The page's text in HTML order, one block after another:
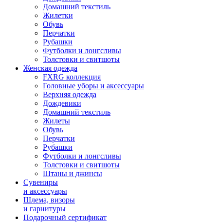
Домашний текстиль
Жилетки
Обувь
Перчатки
Рубашки
Футболки и лонгсливы
Толстовки и свитшоты
Женская одежда
FXRG коллекция
Головные уборы и аксессуары
Верхняя одежда
Дождевики
Домашний текстиль
Жилеты
Обувь
Перчатки
Рубашки
Футболки и лонгсливы
Толстовки и свитшоты
Штаны и джинсы
Сувениры
и аксессуары
Шлема, визоры
и гарнитуры
Подарочный сертификат